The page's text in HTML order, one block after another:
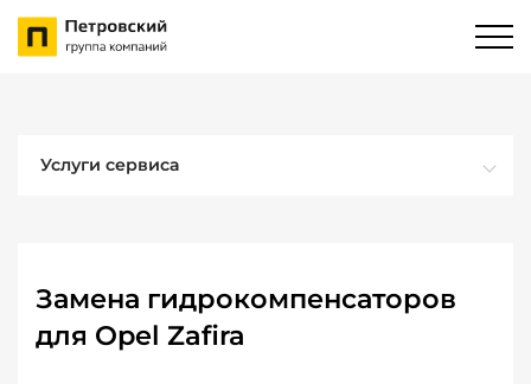
Услуги сервиса
Замена гидрокомпенсаторов
для Opel Zafira